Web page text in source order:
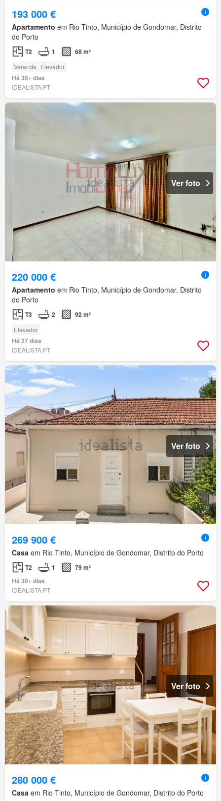
193 000 €
Apartamento em Rio Tinto, Município de Gondomar, Distrito
do Porto
T2 1 68 m²
Varanda Elevador
Há 30+ dias
IDEALISTA.PT
Ver foto
220 000 €
Apartamento em Rio Tinto, Município de Gondomar, Distrito
do Porto
T3 2 92 m²
Elevador
Há 27 dias
IDEALISTA.PT
Ver foto
269 900 €
Casa em Rio Tinto, Município de Gondomar, Distrito do Porto
T2 1
79 m²
Há 30+ dias
IDEALISTA.PT
Ver foto
280 000 €
Casa em Rio Tinto, Município de Gondomar, Distrito do Porto